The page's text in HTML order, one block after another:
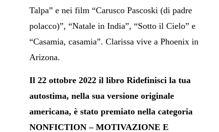
Talpa” e nei film “Carusco Pascoski (di padre
polacco)”, “Natale in India”, “Sotto il Cielo” e
“Casamia, casamia”. Clarissa vive a Phoenix in
Arizona.
Il 22 ottobre 2022 il libro Ridefinisci la tua
autostima, nella sua versione originale
americana, è stato premiato nella categoria
NONFICTION – MOTIVAZIONE E